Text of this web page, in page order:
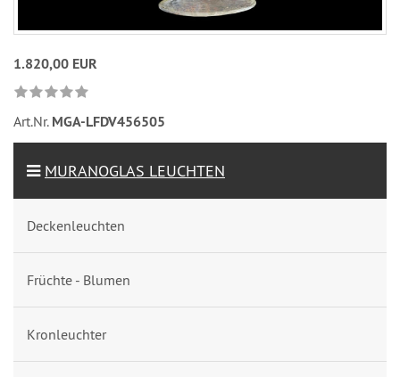
1.820,00 EUR
Art.Nr. MGA-LFDV456505
MURANOGLAS LEUCHTEN
Deckenleuchten
Früchte - Blumen
Kronleuchter